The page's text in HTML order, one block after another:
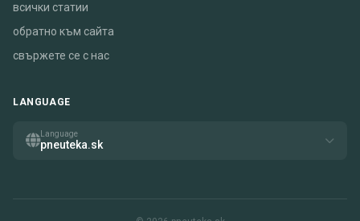
всички статии
обратно към сайта
свържете се с нас
LANGUAGE
Language
pneuteka.sk